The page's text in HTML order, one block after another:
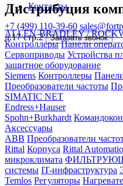
Контакты
+7 (499) 110-39-60
д.17 стр.2
Заказать звонок
Дистрибуция
ALLEN-BRADLEY /
Контроллеры Панели
Сервоприводы Устройства
защитное оборудование
Siemens Контроллеры
Преобразователи частоты
SIMATIC NET
Endress+Hauser
Spohn+Burkhardt
Аксессуары
ABB Преобразователи
Rittal Корпуса Rittal
микроклимата
системы IT-инфраструктура
Temlos Регуляторы